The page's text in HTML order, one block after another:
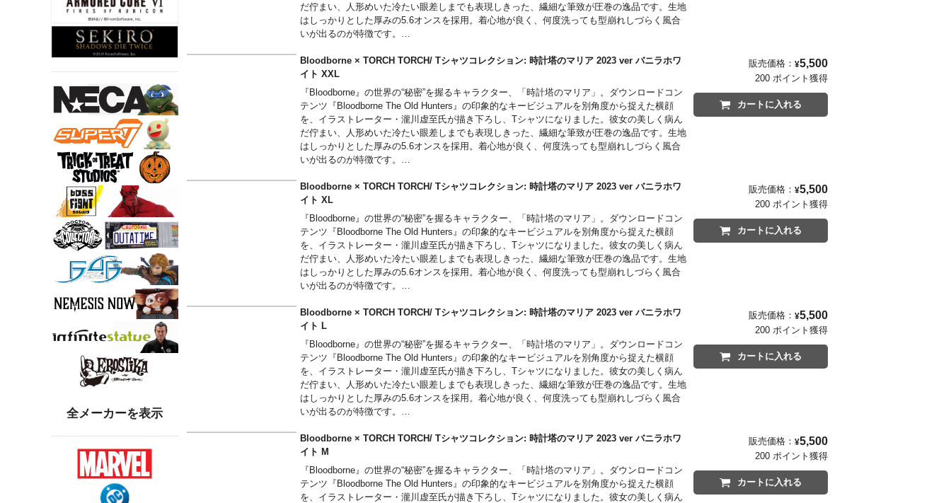
全メーカーを表示
だ佇まい、人形めいた冷たい眼差しまでも表現しきった、繊細な筆致が圧巻の逸品です。生地
はしっかりとした厚みの5.6オンスを採用。着心地が良く、何度洗っても型崩れしづらく風合
いが出るのが特徴です。
上溜まらない「99」の数値はファンなら思わずにやりとしてしまうギミックです。正面から
見ると、ゲーム画面と同じく「右上」に配置されているのもポイント。
Bloodborne × TORCH TORCH/ Tシャツコレクション: 時計塔のマリア 2023 ver バニラホワ
イト XXL
『Bloodborne』の世界の“秘密”を握るキャラクター、「時計塔のマリア」。ダウンロードコン
テンツ『Bloodborne The Old Hunters』の印象的なキービジュアルを別角度から捉えた横顔
を、イラストレーター・瀧川虚至氏が描き下ろし、Tシャツになりました。彼女の美しく病ん
だ佇まい、人形めいた冷たい眼差しまでも表現しきった、繊細な筆致が圧巻の逸品です。生地
はしっかりとした厚みの5.6オンスを採用。着心地が良く、何度洗っても型崩れしづらく風合
いが出るのが特徴です。
上溜まらない「99」の数値はファンなら思わずにやりとしてしまうギミックです。正面から
見ると、ゲーム画面と同じく「右上」に配置されているのもポイント。
販売価格： ¥5,500
200 ポイント獲得
カートに入れる
Bloodborne × TORCH TORCH/ Tシャツコレクション: 時計塔のマリア 2023 ver バニラホワ
イト XL
『Bloodborne』の世界の“秘密”を握るキャラクター、「時計塔のマリア」。ダウンロードコン
テンツ『Bloodborne The Old Hunters』の印象的なキービジュアルを別角度から捉えた横顔
を、イラストレーター・瀧川虚至氏が描き下ろし、Tシャツになりました。彼女の美しく病ん
だ佇まい、人形めいた冷たい眼差しまでも表現しきった、繊細な筆致が圧巻の逸品です。生地
はしっかりとした厚みの5.6オンスを採用。着心地が良く、何度洗っても型崩れしづらく風合
いが出るのが特徴です。
上溜まらない「99」の数値はファンなら思わずにやりとしてしまうギミックです。正面から
見ると、ゲーム画面と同じく「右上」に配置されているのもポイント。
販売価格： ¥5,500
200 ポイント獲得
カートに入れる
Bloodborne × TORCH TORCH/ Tシャツコレクション: 時計塔のマリア 2023 ver バニラホワ
イト L
『Bloodborne』の世界の“秘密”を握るキャラクター、「時計塔のマリア」。ダウンロードコン
テンツ『Bloodborne The Old Hunters』の印象的なキービジュアルを別角度から捉えた横顔
を、イラストレーター・瀧川虚至氏が描き下ろし、Tシャツになりました。彼女の美しく病ん
だ佇まい、人形めいた冷たい眼差しまでも表現しきった、繊細な筆致が圧巻の逸品です。生地
はしっかりとした厚みの5.6オンスを採用。着心地が良く、何度洗っても型崩れしづらく風合
いが出るのが特徴です。
上溜まらない「99」の数値はファンなら思わずにやりとしてしまうギミックです。正面から
見ると、ゲーム画面と同じく「右上」に配置されているのもポイント。
販売価格： ¥5,500
200 ポイント獲得
カートに入れる
Bloodborne × TORCH TORCH/ Tシャツコレクション: 時計塔のマリア 2023 ver バニラホワ
イト M
『Bloodborne』の世界の“秘密”を握るキャラクター、「時計塔のマリア」。ダウンロードコン
テンツ『Bloodborne The Old Hunters』の印象的なキービジュアルを別角度から捉えた横顔
を、イラストレーター・瀧川虚至氏が描き下ろし、Tシャツになりました。彼女の美しく病ん
販売価格： ¥5,500
200 ポイント獲得
カートに入れる